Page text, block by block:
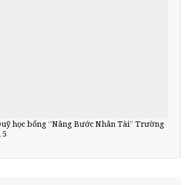
học bổng “Nâng Bước Nhân Tài” Trường